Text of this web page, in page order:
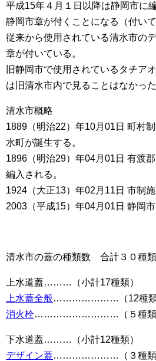
平成15年４月１日以降は静岡市に
静岡市章が付くことになる（付いて
従来から使用されている清水市の
章が付いている。
旧静岡市で使用されているタチア
は旧清水市内で見ることはなかった
清水市概略
1889（明治22）年10月01日 町村
水町が誕生する。
1896（明治29）年04月01日 有渡
編入される。
1924（大正13）年02月11日 市制施
2003（平成15）年04月01日 静岡
清水市の蓋の種類数 合計３０種類
上水道蓋………（小計17種類）
上水蓋全般…………………（12種類
消火栓………………………（５種類
下水道蓋………（小計12種類）
デザイン蓋…………………（３種類